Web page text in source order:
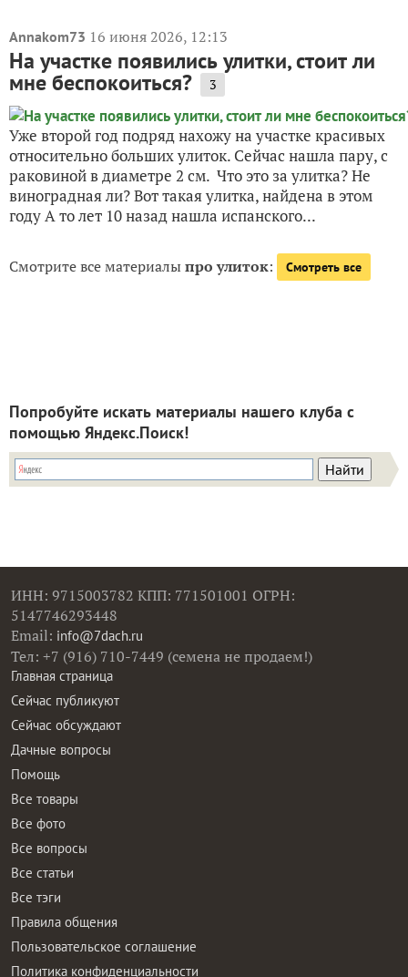
Annakom73 16 июня 2026, 12:13
На участке появились улитки, стоит ли
мне беспокоиться? 3
Уже второй год подряд нахожу на участке красивых
относительно больших улиток. Сейчас нашла пару, с
раковиной в диаметре 2 см. Что это за улитка? Не
виноградная ли? Вот такая улитка, найдена в этом
году А то лет 10 назад нашла испанского...
Смотрите все материалыпро улиток: Смотреть все
Попробуйте искать материалы нашего клуба с
помощью Яндекс.Поиск!
ИНН: 9715003782 КПП: 771501001 ОГРН:
5147746293448
Email: info@7dach.ru
Тел: +7 (916) 710-7449 (семена не продаем!)
Главная страница
Сейчас публикуют
Сейчас обсуждают
Дачные вопросы
Помощь
Все товары
Все фото
Все вопросы
Все статьи
Все тэги
Правила общения
Пользовательское соглашение
Политика конфиденциальности